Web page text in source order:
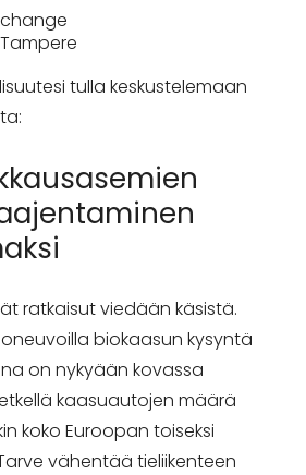
tulla keskustelemaan
ratkaisut viedään käsistä.
biokaasun kysyntä
on nykyään kovassa
kaasuautojen määrä
koko Euroopan toiseksi
vähentää tieliikenteen